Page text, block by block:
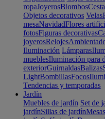
ropaJoyerosBiombos
Objetos decorativos Velas
mesaNavidadFlores
fotosFiguras decorativas
joyerosRelojes
Iluminación Lámparas
mueblesIluminación para
exteriorGuirnaldasBalizas
LightBombillasFocos
Tendencias y temporadas
Jardín
Muebles de jardín Set de
jardínSillas de jardín